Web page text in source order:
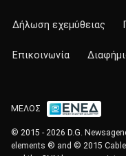
Δήλωση εχεμύθειας
Επικοινωνία
ΜΕΛΟΣ
© 2015 - 2026 D.G.
elements ® and © 2015